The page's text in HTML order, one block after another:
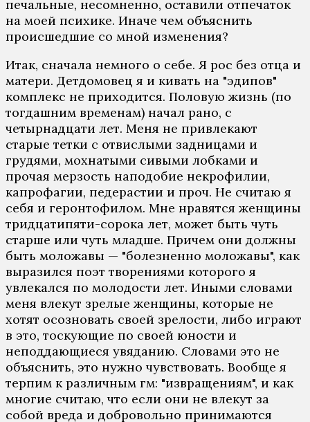
печальные, несомненно, оставили отпечаток
на моей психике. Иначе чем объяснить
происшедшие со мной изменения?
Итак, сначала немного о себе. Я рос без отца и
матери. Детдомовец я и кивать на "эдипов"
комплекс не приходится. Половую жизнь (по
тогдашним временам) начал рано, с
четырнадцати лет. Меня не привлекают
старые тетки с отвислыми задницами и
грудями, мохнатыми сивыми лобками и
прочая мерзость наподобие некрофилии,
капрофагии, педерастии и проч. Не считаю я
себя и геронтофилом. Мне нравятся женщины
тридцатипяти-сорока лет, может быть чуть
старше или чуть младше. Причем они должны
быть моложавы — "болезненно моложавы", как
выразился поэт творениями которого я
увлекался по молодости лет. Иными словами
меня влекут зрелые женщины, которые не
хотят осозновать своей зрелости, либо играют
в это, тоскующие по своей юности и
неподдающиеся увяданию. Словами это не
объяснить, это нужно чувствовать. Вообще я
терпим к различным гм: "извращениям", и как
многие считаю, что если они не влекут за
собой вреда и добровольно принимаются